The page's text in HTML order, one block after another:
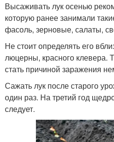
Высаживать лук осенью
которую ранее занимали
фасоль, зерновые, салаты,
Не стоит определять его
люцерны, красного клевера.
стать причиной заражения
Сажать лук после старого
один раз. На третий год
следует.